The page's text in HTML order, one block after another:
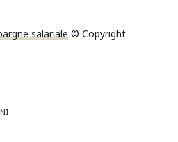
salariale© Copyright